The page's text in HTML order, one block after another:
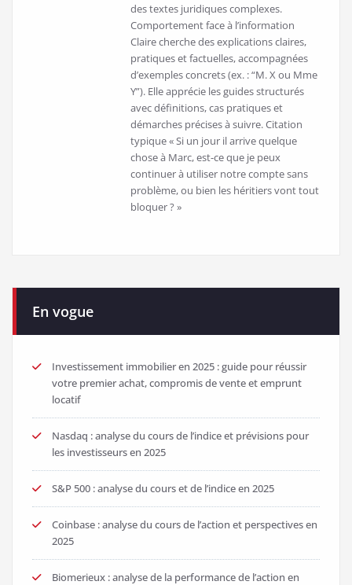
des textes juridiques complexes.
Comportement face à l’information
Claire cherche des explications claires,
pratiques et factuelles, accompagnées
d’exemples concrets (ex. : “M. X ou Mme
Y”). Elle apprécie les guides structurés
avec définitions, cas pratiques et
démarches précises à suivre. Citation
typique « Si un jour il arrive quelque
chose à Marc, est-ce que je peux
continuer à utiliser notre compte sans
problème, ou bien les héritiers vont tout
bloquer ? »
En vogue
Investissement immobilier en 2025 : guide pour réussir
votre premier achat, compromis de vente et emprunt
locatif
Nasdaq : analyse du cours de l’indice et prévisions pour
les investisseurs en 2025
S&P 500 : analyse du cours et de l’indice en 2025
Coinbase : analyse du cours de l’action et perspectives en
2025
Biomerieux : analyse de la performance de l’action en